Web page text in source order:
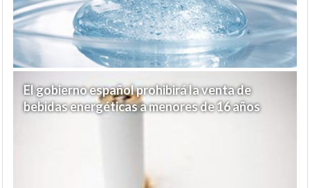
El gobierno español prohibirá la venta de
bebidas energéticas a menores de 16 años